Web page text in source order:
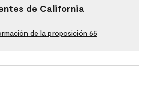
de California
de la proposición 65